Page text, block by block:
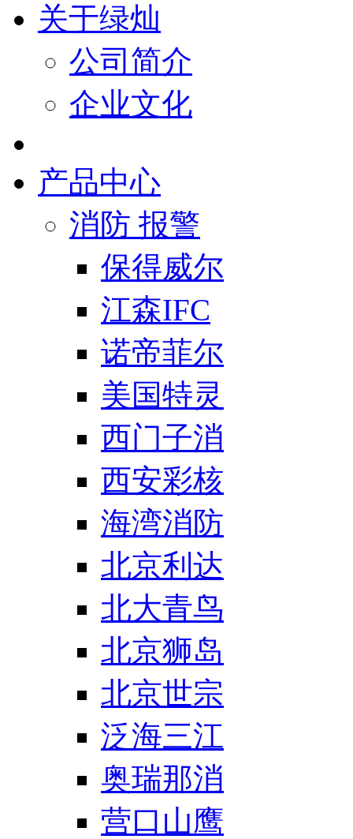
关于绿灿
公司简介
企业文化
产品中心
消防 报警
保得威尔
江森IFC
诺帝菲尔
美国特灵
西门子消
西安彩核
海湾消防
北京利达
北大青鸟
北京狮岛
北京世宗
泛海三江
奥瑞那消
营口山鹰